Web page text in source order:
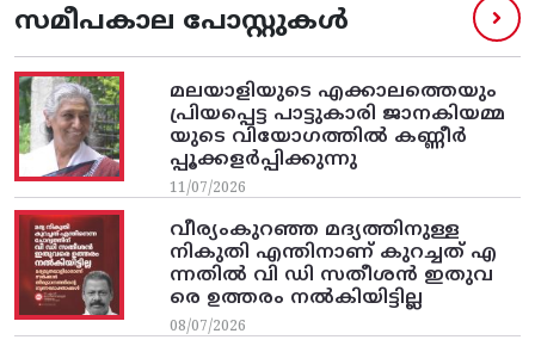
സമീപകാല പോസ്റ്റുകൾ
മലയാളിയുടെ എക്കാലത്തെയും
പ്രിയപ്പെട്ട പാട്ടുകാരി ജാനകിയമ്മ
യുടെ വിയോഗത്തിൽ കണ്ണീർ
പ്പൂക്കളർപ്പിക്കുന്നു
11/07/2026
വീര്യംകുറഞ്ഞ മദ്യത്തിനുള്ള
നികുതി എന്തിനാണ് കുറച്ചത് എ
ന്നതിൽ വി ഡി സതീശൻ ഇതുവ
രെ ഉത്തരം നൽകിയിട്ടില്ല
08/07/2026